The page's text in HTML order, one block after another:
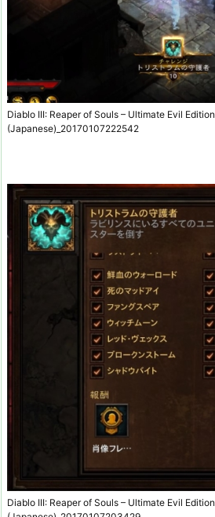
Diablo III: Reaper of Souls – Ultimate Evil Edition
(Japanese)_20170107222542
Diablo III: Reaper of Souls – Ultimate Evil Edition